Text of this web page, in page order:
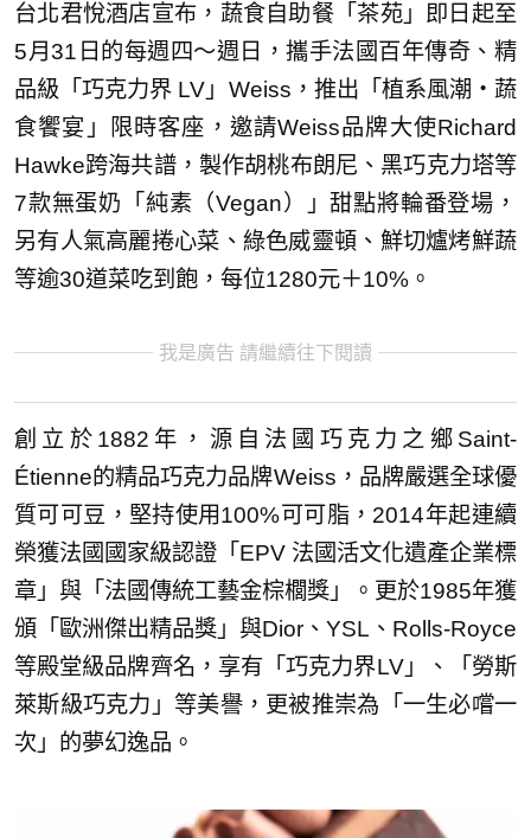
台北君悅酒店宣布，蔬食自助餐「茶苑」即日起至
5月31日的每週四～週日，攜手法國百年傳奇、精
品級「巧克力界 LV」Weiss，推出「植系風潮‧蔬
食饗宴」限時客座，邀請Weiss品牌大使Richard
Hawke跨海共譜，製作胡桃布朗尼、黑巧克力塔等
7款無蛋奶「純素（Vegan）」甜點將輪番登場，
另有人氣高麗捲心菜、綠色威靈頓、鮮切爐烤鮮蔬
等逾30道菜吃到飽，每位1280元＋10%。
我是廣告 請繼續往下閱讀
創立於1882年，源自法國巧克力之鄉Saint-
Étienne的精品巧克力品牌Weiss，品牌嚴選全球優
質可可豆，堅持使用100%可可脂，2014年起連續
榮獲法國國家級認證「EPV 法國活文化遺產企業標
章」與「法國傳統工藝金棕櫚獎」。更於1985年獲
頒「歐洲傑出精品獎」與Dior、YSL、Rolls-Royce
等殿堂級品牌齊名，享有「巧克力界LV」、「勞斯
萊斯級巧克力」等美譽，更被推崇為「一生必嚐一
次」的夢幻逸品。